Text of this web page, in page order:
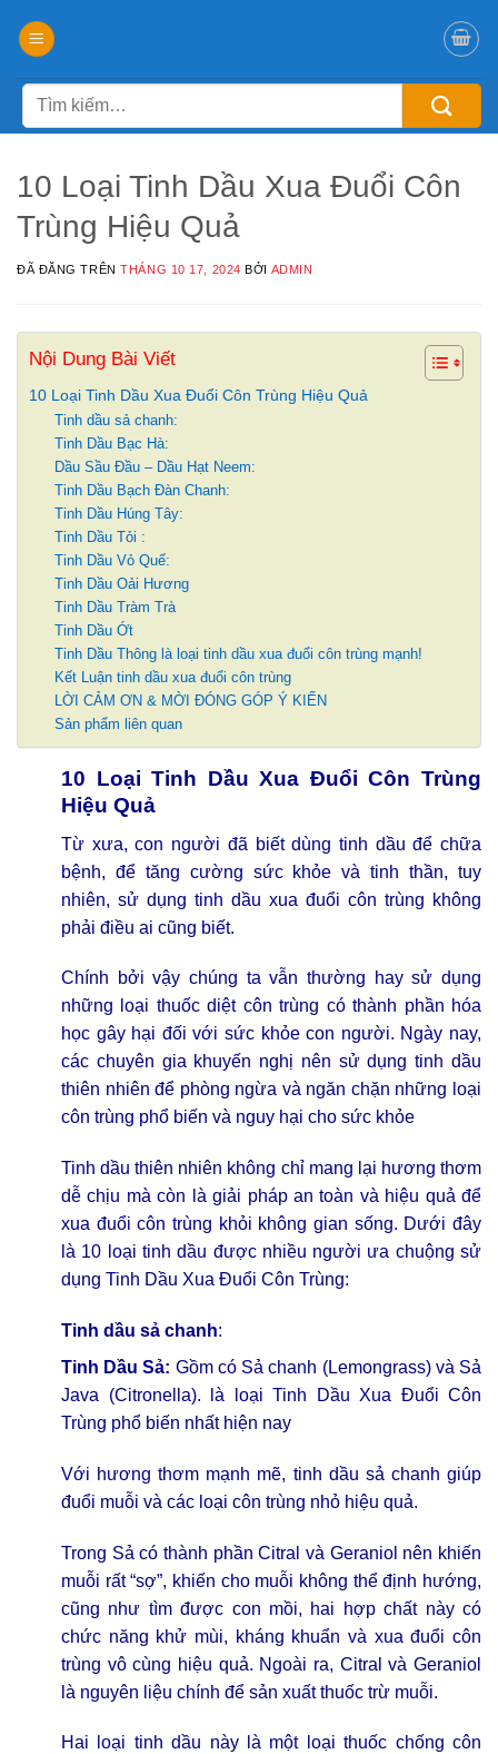
đến
dungTìm
kiếm:
10 Loại Tinh Dầu Xua Đuổi Côn
Trùng Hiệu Quả
ĐÃ ĐĂNG TRÊNTHÁNG 10 17, 2024 BỞI ADMIN
Nội Dung Bài Viết
10 Loại Tinh Dầu Xua Đuổi Côn Trùng Hiệu Quả
Tinh dầu sả chanh:
Tinh Dầu Bạc Hà:
Dầu Sầu Đầu – Dầu Hạt Neem:
Tinh Dầu Bạch Đàn Chanh:
Tinh Dầu Húng Tây:
Tinh Dầu Tỏi :
Tinh Dầu Vỏ Quế:
Tinh Dầu Oải Hương
Tinh Dầu Tràm Trà
Tinh Dầu Ớt
Tinh Dầu Thông là loại tinh dầu xua đuổi côn trùng mạnh!
Kết Luận tinh dầu xua đuổi côn trùng
LỜI CẢM ƠN & MỜI ĐÓNG GÓP Ý KIẾN
Sản phẩm liên quan
10 Loại Tinh Dầu Xua Đuổi Côn Trùng
Hiệu Quả
Từ xưa, con người đã biết dùng tinh dầu để chữa
bệnh, để tăng cường sức khỏe và tinh thần, tuy
nhiên, sử dụng tinh dầu xua đuổi côn trùng không
phải điều ai cũng biết.
Chính bởi vậy chúng ta vẫn thường hay sử dụng
những loại thuốc diệt côn trùng có thành phần hóa
học gây hại đối với sức khỏe con người. Ngày nay,
các chuyên gia khuyến nghị nên sử dụng tinh dầu
thiên nhiên để phòng ngừa và ngăn chặn những loại
côn trùng phổ biến và nguy hại cho sức khỏe
Tinh dầu thiên nhiên không chỉ mang lại hương thơm
dễ chịu mà còn là giải pháp an toàn và hiệu quả để
xua đuổi côn trùng khỏi không gian sống. Dưới đây
là 10 loại tinh dầu được nhiều người ưa chuộng sử
dụng Tinh Dầu Xua Đuổi Côn Trùng:
Tinh dầu sả chanh:
Tinh Dầu Sả: Gồm có Sả chanh (Lemongrass) và Sả
Java (Citronella). là loại Tinh Dầu Xua Đuổi Côn
Trùng phổ biến nhất hiện nay
Với hương thơm mạnh mẽ, tinh dầu sả chanh giúp
đuổi muỗi và các loại côn trùng nhỏ hiệu quả.
Trong Sả có thành phần Citral và Geraniol nên khiến
muỗi rất “sợ”, khiến cho muỗi không thể định hướng,
cũng như tìm được con mồi, hai hợp chất này có
chức năng khử mùi, kháng khuẩn và xua đuổi côn
trùng vô cùng hiệu quả. Ngoài ra, Citral và Geraniol
là nguyên liệu chính để sản xuất thuốc trừ muỗi.
Hai loại tinh dầu này là một loại thuốc chống côn